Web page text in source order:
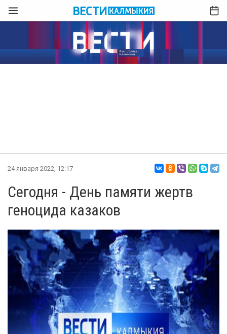
24 января 2022, 12:17
Сегодня - День памяти жертв
геноцида казаков